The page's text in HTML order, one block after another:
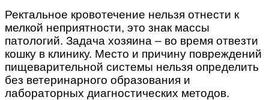
Ректальное кровотечение нельзя отнести к
мелкой неприятности, это знак массы
патологий. Задача хозяина – во время отвезти
кошку в клинику. Место и причину повреждений
пищеварительной системы нельзя определить
без ветеринарного образования и
лабораторных диагностических методов.